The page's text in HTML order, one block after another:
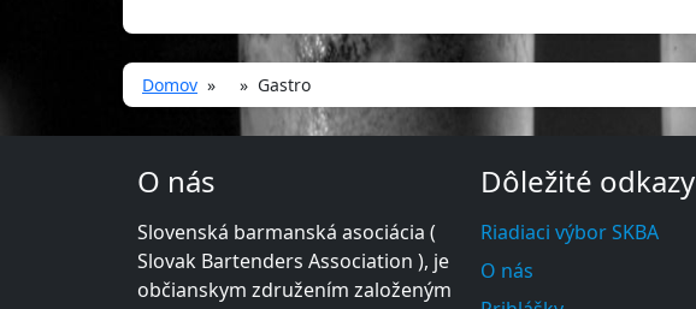
Domov » » Gastro
O nás
Slovenská barmanská asociácia (
Slovak Bartenders Association ), je
občianskym združením založeným
Dôležité odkazy
Riadiaci výbor SKBA
O nás